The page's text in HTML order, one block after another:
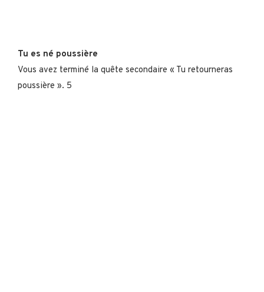
Tu es né poussière
Vous avez terminé la quête secondaire « Tu retourneras
poussière ». 5